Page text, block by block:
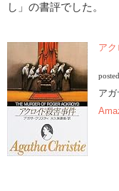
し」の書評でした。
ア
ア